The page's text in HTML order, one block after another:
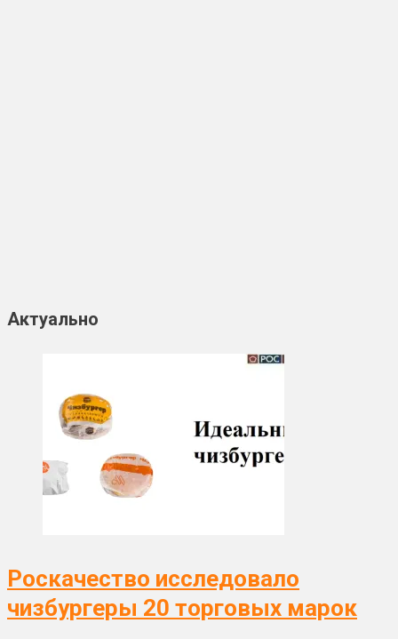
Актуально
Роскачество исследовало
чизбургеры 20 торговых марок